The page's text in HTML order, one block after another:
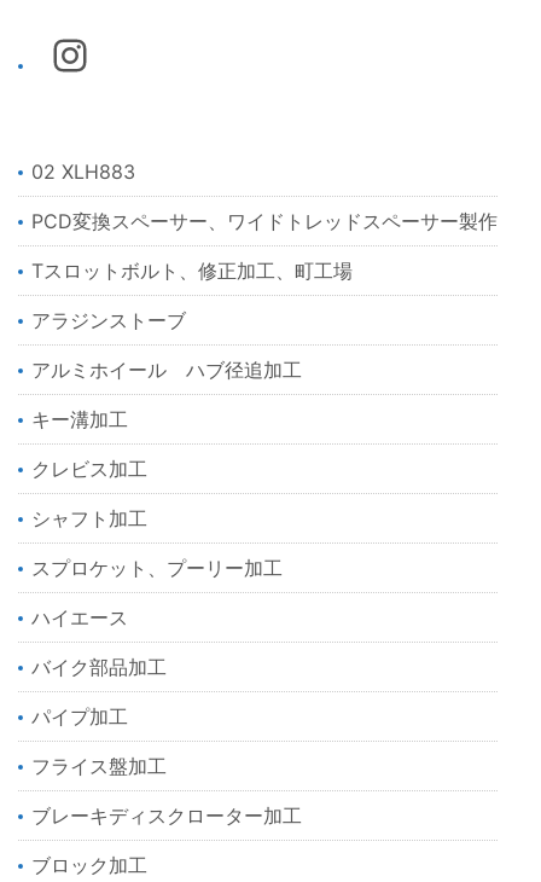
02 XLH883
PCD変換スペーサー、ワイドトレッドスペーサー製作
Tスロットボルト、修正加工、町工場
アラジンストーブ
アルミホイール ハブ径追加工
キー溝加工
クレビス加工
シャフト加工
スプロケット、プーリー加工
ハイエース
バイク部品加工
パイプ加工
フライス盤加工
ブレーキディスクローター加工
ブロック加工